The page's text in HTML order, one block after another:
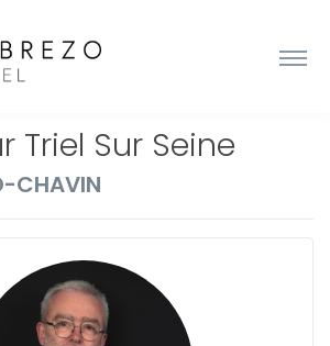
Triel Sur Seine
CHAVIN